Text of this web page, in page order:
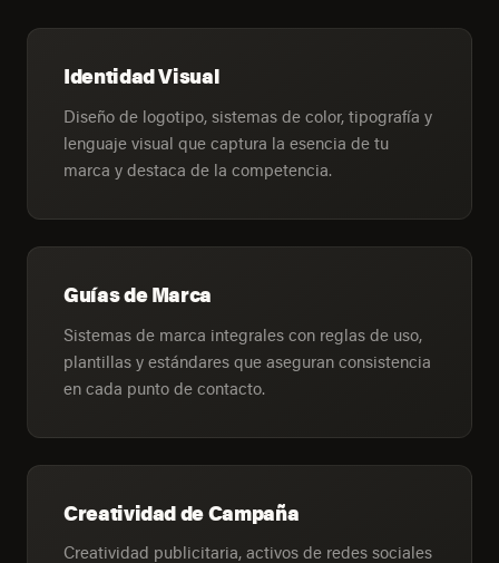
Identidad Visual
Diseño de logotipo, sistemas de color, tipografía y
lenguaje visual que captura la esencia de tu
marca y destaca de la competencia.
Guías de Marca
Sistemas de marca integrales con reglas de uso,
plantillas y estándares que aseguran consistencia
en cada punto de contacto.
Creatividad de Campaña
Creatividad publicitaria, activos de redes sociales